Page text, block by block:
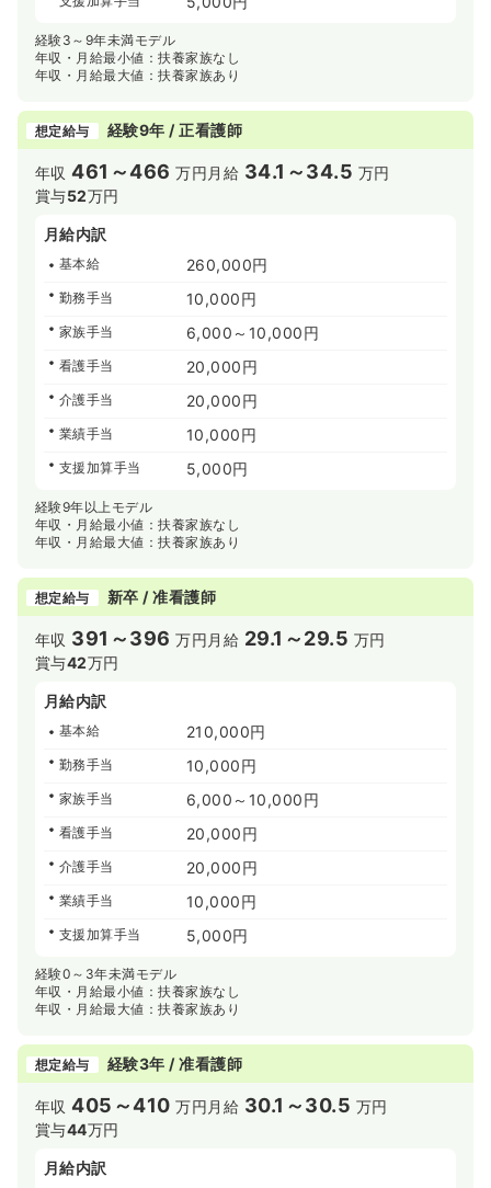
経験3～9年未満モデル
年収・月給最小値：扶養家族なし
年収・月給最大値：扶養家族あり
想定給与 経験9年 / 正看護師
年収461～466 万円 月給 34.1～34.5 万円
賞与52万円
月給内訳
基本給 260,000円
勤務手当 10,000円
家族手当 6,000～10,000円
看護手当 20,000円
介護手当 20,000円
業績手当 10,000円
支援加算手当 5,000円
経験9年以上モデル
年収・月給最小値：扶養家族なし
年収・月給最大値：扶養家族あり
想定給与 新卒 / 准看護師
年収 391～396 万円 月給 29.1～29.5 万円
賞与42万円
月給内訳
基本給 210,000円
勤務手当 10,000円
家族手当 6,000～10,000円
看護手当 20,000円
介護手当 20,000円
業績手当 10,000円
支援加算手当 5,000円
経験0～3年未満モデル
年収・月給最小値：扶養家族なし
年収・月給最大値：扶養家族あり
想定給与 経験3年 / 准看護師
年収405～410 万円 月給 30.1～30.5 万円
賞与44万円
月給内訳